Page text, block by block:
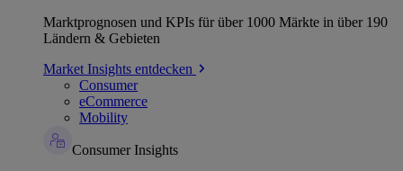
Marktprognosen und KPIs für über 1000 Märkte in über 190
Ländern & Gebieten
Market Insights entdecken
Consumer
eCommerce
Mobility
Consumer Insights